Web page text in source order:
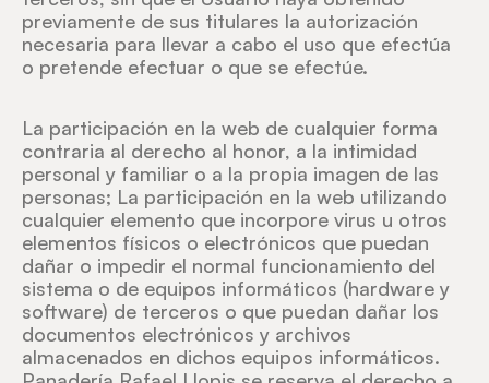
previamente de sus titulares la autorización
necesaria para llevar a cabo el uso que efectúa
o pretende efectuar o que se efectúe.
La participación en la web de cualquier forma
contraria al derecho al honor, a la intimidad
personal y familiar o a la propia imagen de las
personas; La participación en la web utilizando
cualquier elemento que incorpore virus u otros
elementos físicos o electrónicos que puedan
dañar o impedir el normal funcionamiento del
sistema o de equipos informáticos (hardware y
software) de terceros o que puedan dañar los
documentos electrónicos y archivos
almacenados en dichos equipos informáticos.